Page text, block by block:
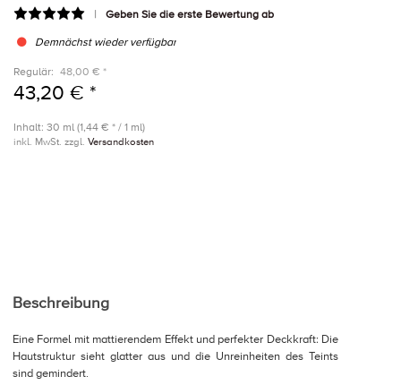
Geben Sie die erste Bewertung ab
Demnächst wieder verfügbar
Regulär: 48,00 € *
43,20 € *
Inhalt: 30 ml (1,44 € * / 1 ml)
inkl. MwSt. zzgl. Versandkosten
Beschreibung
Eine Formel mit mattierendem Effekt und perfekter Deckkraft: Die
Hautstruktur sieht glatter aus und die Unreinheiten des Teints
sind gemindert.